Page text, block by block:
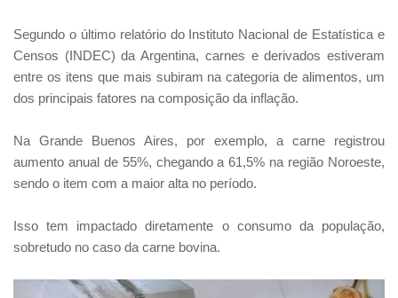
Segundo o último relatório do Instituto Nacional de Estatística e
Censos (INDEC) da Argentina, carnes e derivados estiveram
entre os itens que mais subiram na categoria de alimentos, um
dos principais fatores na composição da inflação.
Na Grande Buenos Aires, por exemplo, a carne registrou
aumento anual de 55%, chegando a 61,5% na região Noroeste,
sendo o item com a maior alta no período.
Isso tem impactado diretamente o consumo da população,
sobretudo no caso da carne bovina.